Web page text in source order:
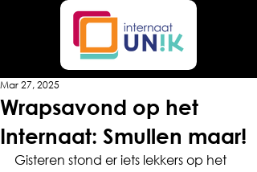
Wrapsavond op het
Internaat: Smullen maar!
Mar 27, 2025
Gisteren stond er iets lekkers op het